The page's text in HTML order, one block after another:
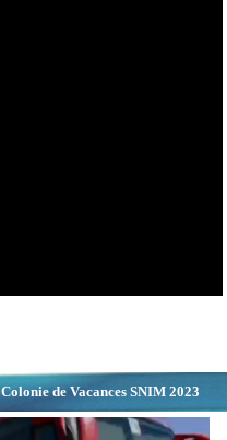
Colonie de Vacances SNIM 2023